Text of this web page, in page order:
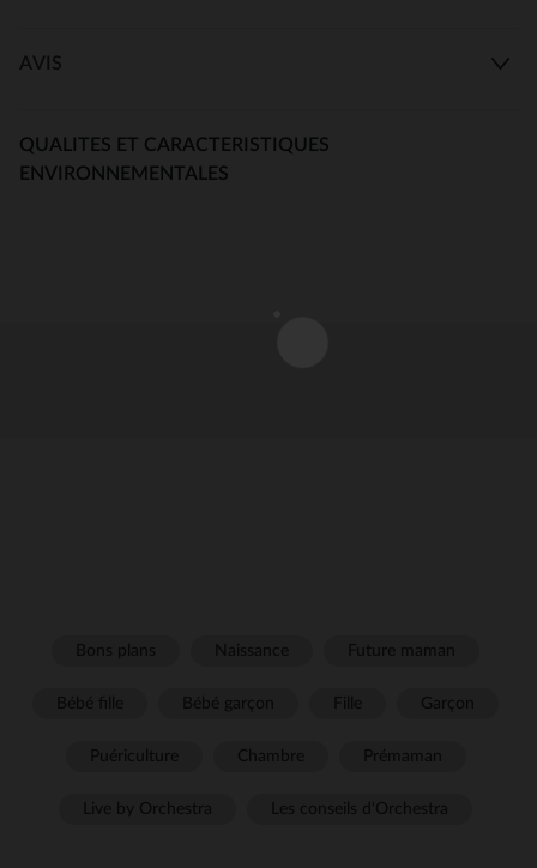
AVIS
QUALITES ET CARACTERISTIQUES
ENVIRONNEMENTALES